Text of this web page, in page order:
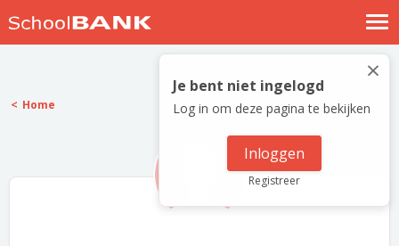
Nostalgische verhalen
Log in
Meld je gratis aan
×
Je bent niet ingelogd
Log in om deze pagina te bekijken
Inloggen
Registreer
Home